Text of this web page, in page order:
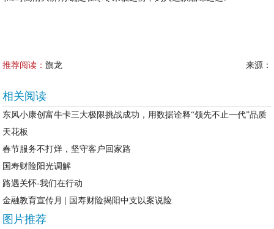
推荐阅读：旗龙 来源：
相关阅读
东风小康创富牛卡三大极限挑战成功，用数据诠释“领先不止一代”品质
天花板
春节服务不打烊，坚守客户回家路
国寿财险阳光调解
路遇关怀-我们在行动
金融教育宣传月 | 国寿财险揭阳中支以案说险
图片推荐